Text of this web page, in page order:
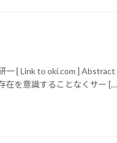
[ Link to oki.com ]
在を意識することなくサー